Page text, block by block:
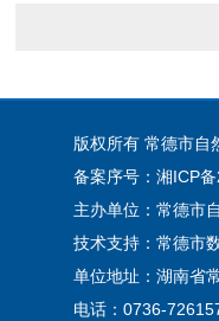
版权所有 常德市自
备案序号：湘ICP
主办单位：常德市
技术支持：常德市
单位地址：湖南省
电话：0736-